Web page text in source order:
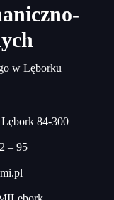
w Lęborku
84-300
– 95